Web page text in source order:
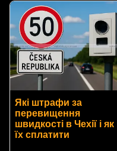
Які штрафи за
перевищення
швидкості в Чехії і як
їх сплатити